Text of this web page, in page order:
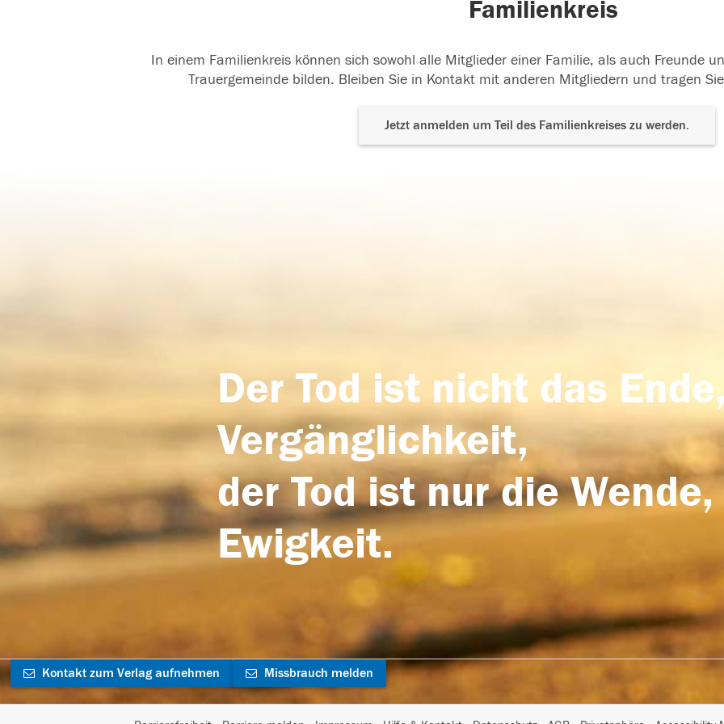
Familienkreis
In einem Familienkreis können sich sowohl alle Mitglieder einer Familie, als auch Freunde
Trauergemeinde bilden. Bleiben Sie in Kontakt mit anderen Mitgliedern und tragen
Jetzt anmelden um Teil des Familienkreises zu werden.
Der Tod ist nicht das
Vergänglichkeit,
der Tod ist nur die
Ewigkeit.
Kontakt zum Verlag aufnehmen Missbrauch melden